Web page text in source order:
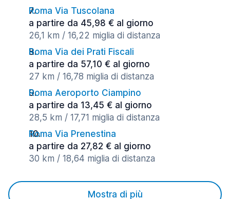
Roma Via Tuscolana
a partire da 45,98 € al giorno
26,1 km / 16,22 miglia di distanza
Roma Via dei Prati Fiscali
a partire da 57,10 € al giorno
27 km / 16,78 miglia di distanza
Roma Aeroporto Ciampino
a partire da 13,45 € al giorno
28,5 km / 17,71 miglia di distanza
Roma Via Prenestina
a partire da 27,82 € al giorno
30 km / 18,64 miglia di distanza
Mostra di più